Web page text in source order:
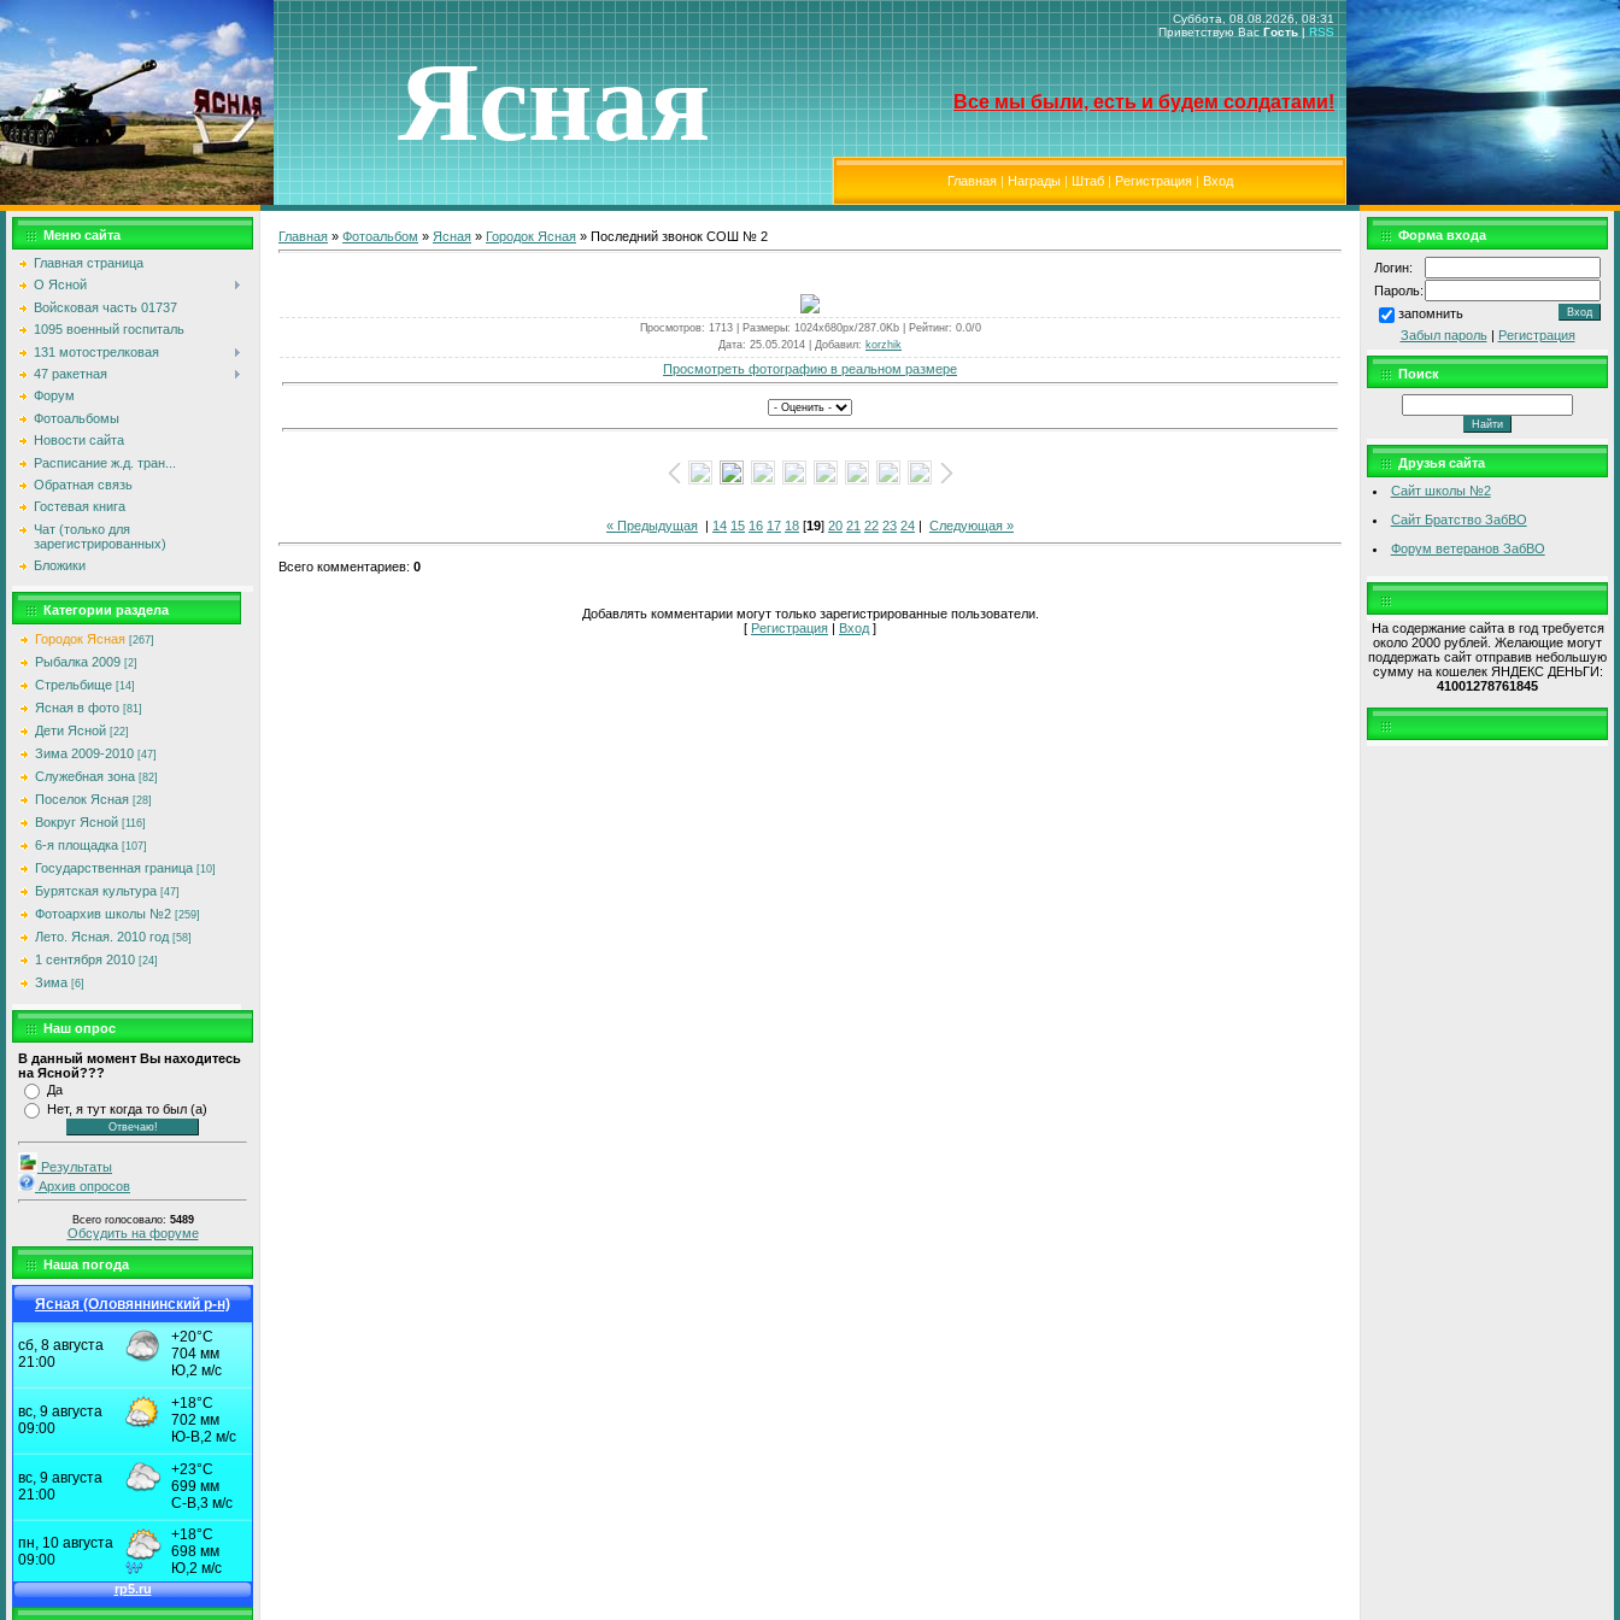
Ясная
Суббота, 08.08.2026, 08:31
Приветствую Вас Гость | RSS
Все мы были, есть и будем солдатами!
Главная| Награды| Штаб| Регистрация| Вход
Меню сайта
Главная страница
О Ясной
Войсковая часть 01737
1095 военный госпиталь
131 мотострелковая
47 ракетная
Форум
Фотоальбомы
Новости сайта
Расписание ж.д. тран...
Обратная связь
Гостевая книга
Чат (только для
зарегистрированных)
Бложики
Категории раздела
Городок Ясная [267]
Рыбалка 2009 [2]
Стрельбище [14]
Ясная в фото [81]
Дети Ясной [22]
Зима 2009-2010 [47]
Служебная зона [82]
Поселок Ясная [28]
Вокруг Ясной [116]
6-я площадка [107]
Государственная граница [10]
Бурятская культура [47]
Фотоархив школы №2 [259]
Лето. Ясная. 2010 год [58]
1 сентября 2010 [24]
Зима [6]
Наш опрос
В данный момент Вы находитесь
на Ясной???
Да
Нет, я тут когда то был (а)
Результаты
Архив опросов
Всего голосовало: 5489
Обсудить на форуме
Наша погода
Ясная (Оловяннинский р-н)
Главная » Фотоальбом » Ясная » Городок Ясная » Последний звонок СОШ № 2
Просмотров: 1713 | Размеры: 1024x680px/287.0Kb | Рейтинг: 0.0/0
Дата: 25.05.2014 | Добавил: korzhik
Просмотреть фотографию в реальном размере
« Предыдущая | 14 15 16 17 18 [19] 20 21 22 23 24 | Следующая »
Всего комментариев: 0
Добавлять комментарии могут только зарегистрированные пользователи.
[ Регистрация Вход ]
Форма входа
Логин:
Пароль:
запомнить
Забыл пароль| Регистрация
Поиск
Друзья сайта
Сайт школы №2
Сайт Братство ЗабВО
Форум ветеранов ЗабВО
На содержание сайта в год требуется
около 2000 рублей. Желающие могут
поддержать сайт отправив небольшую
сумму на кошелек ЯНДЕКС ДЕНЬГИ:
41001278761845